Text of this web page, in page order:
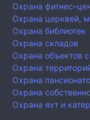
Охрана
Охрана церквей,
Охрана библиотек
Охрана складов
Охрана объектов
Охрана
Охрана
Охрана
Охрана яхт и